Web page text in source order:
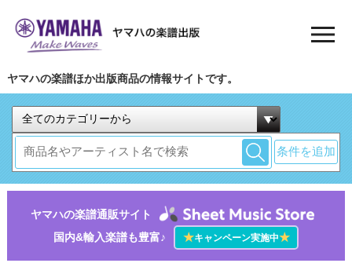
ヤマハの楽譜ほか出版商品の情報サイトです。
条件を追加
ヤマハの楽譜通販サイト
国内&輸入楽譜も豊富♪
★キャンペーン実施中★